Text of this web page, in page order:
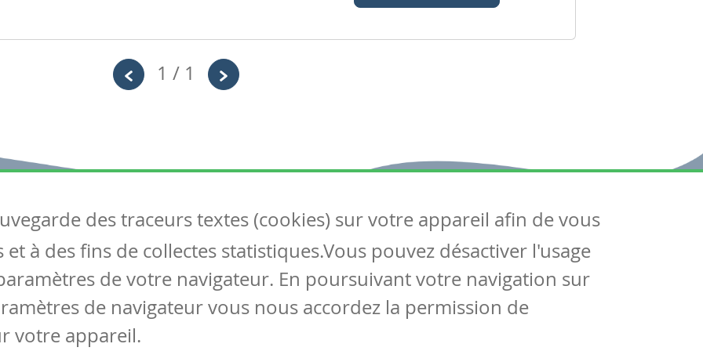
1 / 1
Articles
Tous les articles
Articles DYS
Circulaires
Suivez-nous
Contactez-nous
Soutien scolaire
des traceurs textes (cookies) sur votre appareil afin de vous
à des fins de collectes statistiques.Vous pouvez désactiver l'usage
de votre navigateur. En poursuivant votre navigation sur
de navigateur vous nous accordez la permission de
votre appareil.